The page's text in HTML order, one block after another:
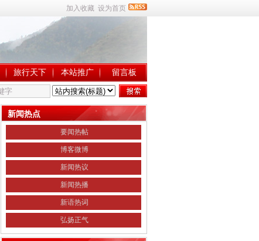
加入收藏 设为首页
旅行天下 本站推广 留言板
新闻热点
要闻热帖
博客微博
新闻热议
新闻热播
新语热词
弘扬正气